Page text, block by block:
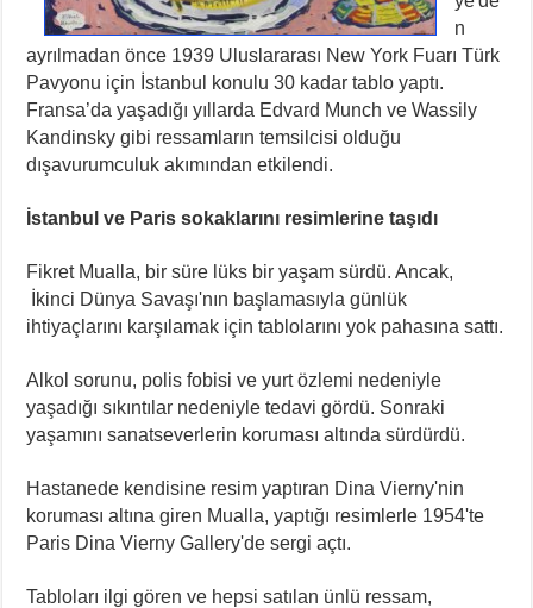
n
ayrılmadan önce 1939 Uluslararası New York Fuarı Türk
Pavyonu için İstanbul konulu 30 kadar tablo yaptı.
Fransa’da yaşadığı yıllarda Edvard Munch ve Wassily
Kandinsky gibi ressamların temsilcisi olduğu
dışavurumculuk akımından etkilendi.
İstanbul ve Paris sokaklarını resimlerine taşıdı
Fikret Mualla, bir süre lüks bir yaşam sürdü. Ancak,
İkinci Dünya Savaşı'nın başlamasıyla günlük
ihtiyaçlarını karşılamak için tablolarını yok pahasına sattı.
Alkol sorunu, polis fobisi ve yurt özlemi nedeniyle
yaşadığı sıkıntılar nedeniyle tedavi gördü. Sonraki
yaşamını sanatseverlerin koruması altında sürdürdü.
Hastanede kendisine resim yaptıran Dina Vierny'nin
koruması altına giren Mualla, yaptığı resimlerle 1954'te
Paris Dina Vierny Gallery'de sergi açtı.
Tabloları ilgi gören ve hepsi satılan ünlü ressam,